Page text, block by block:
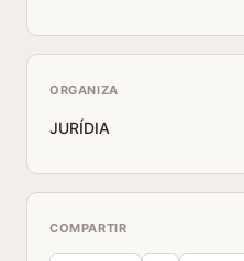
ORGANIZA
JURÍDIA
COMPARTIR